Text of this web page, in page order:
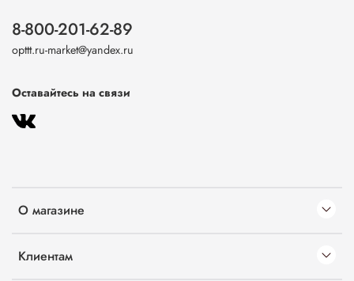
О магазине
Клиентам
8-800-201-62-89
opttt.ru-market@yandex.ru
Оставайтесь на связи